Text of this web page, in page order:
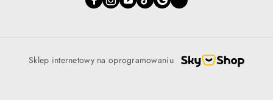
Sklep internetowy na oprogramowaniu